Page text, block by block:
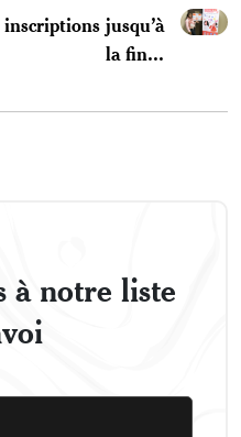
jusqu’à
la fin...
à notre liste